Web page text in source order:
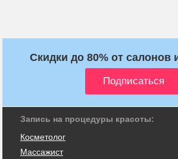
Скидки до 80% от салонов
Запись на процедуры красоты:
Косметолог
Массажист